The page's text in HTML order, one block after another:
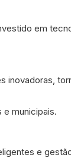
em
inovadoras,
municipais.
e